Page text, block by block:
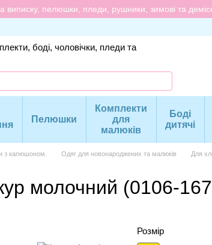
пелюшки, пледи, рушники, зимові та
боді, чоловічки, пледи та
Пелюшки
Комплекти
для
малюків
Боді
дитячі
з капюшоном. Одяг для новонароджених та малюків
Для
молочний (0106-
Розмір